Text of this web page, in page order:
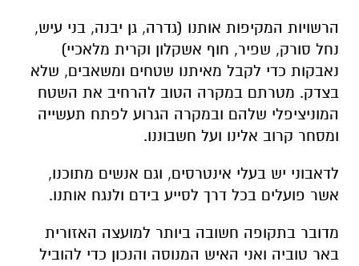
הרשויות המקיפות אותנו (גדרה, גן יבנה, בני עיש,
נחל סורק, שפיר, חוף אשקלון וקרית מלאכיי)
נאבקות כדי לקבל מאיתנו שטחים ומשאבים, שלא
בצדק. מטרתם במקרה הטוב להרחיב את השטח
המוניציפלי שלהם ובמקרה הגרוע לפתח תעשייה
ומסחר קרוב אלינו ועל חשבוננו.
לדאבוני יש בעלי אינטרסים, וגם אנשים מתוכנו,
אשר פועלים בכל דרך לסייע בידם ולנגח אותנו.
מדובר בתקופה חשובה ביותר למועצה האזורית
באר טוביה ואני האיש המנוסה והנכון כדי להוביל